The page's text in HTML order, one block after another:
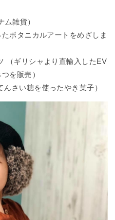
雑貨）
ボタニカルアートをめざしま
（ギリシャより直輸入したEV
を販売）
さい糖を使ったやき菓子）